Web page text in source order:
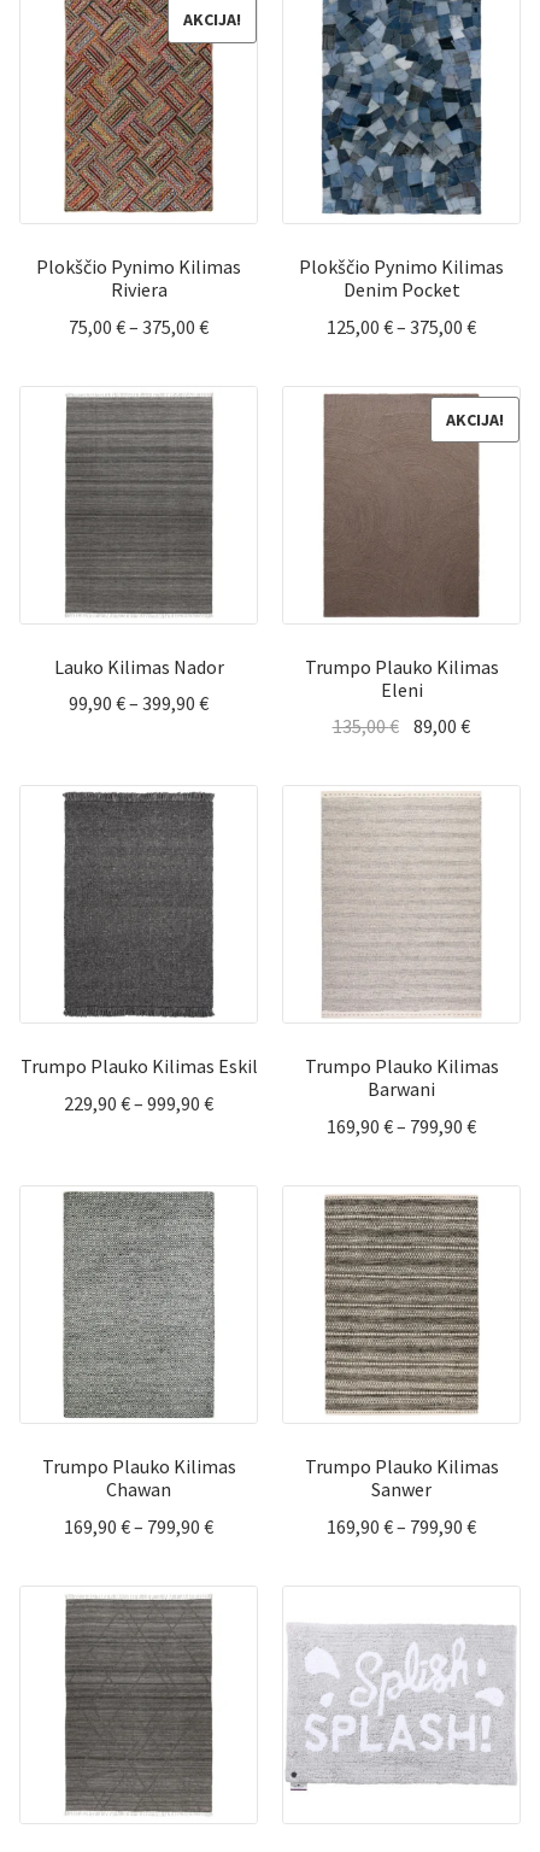
through
585,00 €
375,00 €
Plokščio Pynimo Kilimas
Riviera
AKCIJA!
75,00 €– 375,00 €Price
75,00 €
through
375,00 €
Plokščio Pynimo Kilimas
Denim Pocket
125,00 €– 375,00 €Price
125,00 €
375,00 €
Lauko Kilimas Nador
99,90 €– 399,90 €Price
through
399,90 €
Trumpo Plauko Kilimas
Eleni
AKCIJA!
135,00€ Original
was:
135,00 €.
89,00€Current
is:
89,00 €.
Trumpo Plauko Kilimas Eskil
229,90 €– 999,90 €Price
through
999,90 €
Trumpo Plauko Kilimas
Barwani
169,90 €– 799,90 €Price
169,90 €
799,90 €
Trumpo Plauko Kilimas
Chawan
169,90 €– 799,90 €Price
169,90 €
Trumpo Plauko Kilimas
Sanwer
169,90 €– 799,90 €Price
169,90 €
799,90 €